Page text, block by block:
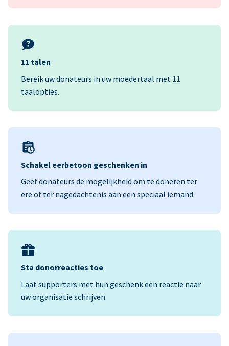
11 talen
Bereik uw donateurs in uw moedertaal met 11
taalopties.
Schakel eerbetoon geschenken in
Geef donateurs de mogelijkheid om te doneren ter
ere of ter nagedachtenis aan een speciaal iemand.
Sta donorreacties toe
Laat supporters met hun geschenk een reactie naar
uw organisatie schrijven.